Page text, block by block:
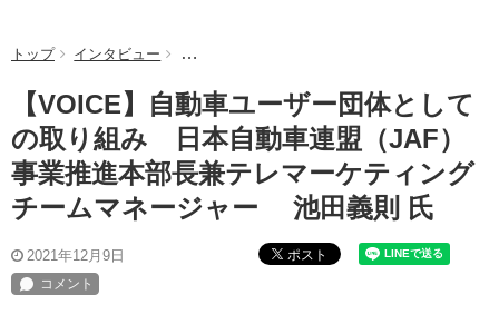
トップ インタビュー 【VOICE】自動車ユーザー団体としての取り
【VOICE】自動車ユーザー団体として
の取り組み 日本自動車連盟（JAF）
事業推進本部長兼テレマーケティング
チームマネージャー 池田義則 氏
2021年12月9日 ポスト